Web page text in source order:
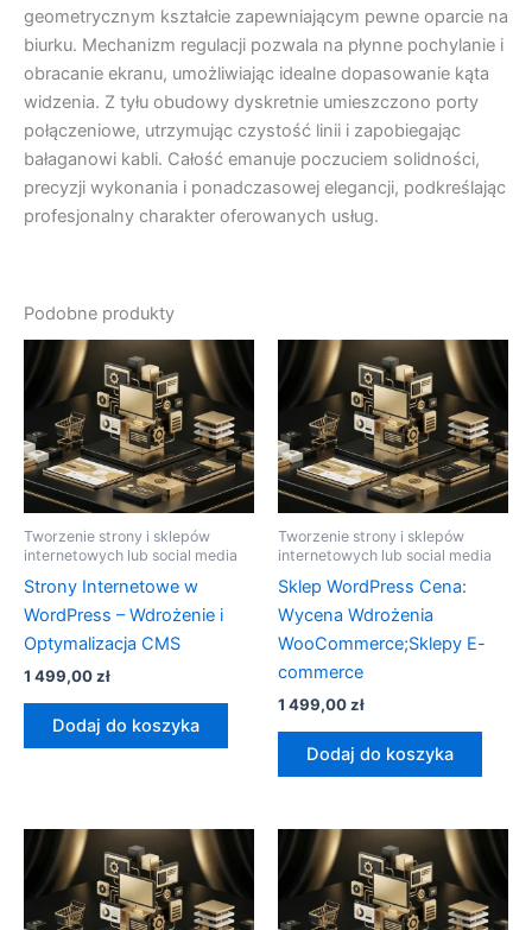
geometrycznym kształcie zapewniającym pewne oparcie na
biurku. Mechanizm regulacji pozwala na płynne pochylanie i
obracanie ekranu, umożliwiając idealne dopasowanie kąta
widzenia. Z tyłu obudowy dyskretnie umieszczono porty
połączeniowe, utrzymując czystość linii i zapobiegając
bałaganowi kabli. Całość emanuje poczuciem solidności,
precyzji wykonania i ponadczasowej elegancji, podkreślając
profesjonalny charakter oferowanych usług.
Podobne produkty
Tworzenie strony i sklepów
internetowych lub social media
Strony Internetowe w
WordPress – Wdrożenie i
Optymalizacja CMS
1 499,00zł
Dodaj do koszyka
Tworzenie strony i sklepów
internetowych lub social media
Sklep WordPress Cena:
Wycena Wdrożenia
WooCommerce;Sklepy E-
commerce
1 499,00zł
Dodaj do koszyka